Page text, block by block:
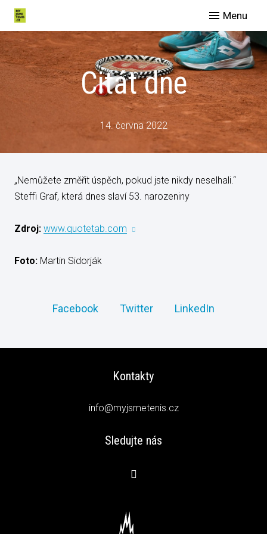
Menu
O nás
Blog
Citát dne
14. června 2022
„Nemůžete změřit úspěch, pokud jste nikdy neselhali.“
Steffi Graf, která dnes slaví 53. narozeniny
Zdroj: www.quotetab.com
Foto: Martin Sidorják
Facebook Twitter LinkedIn
Kontakty
info@myjsmetenis.cz
Sledujte nás